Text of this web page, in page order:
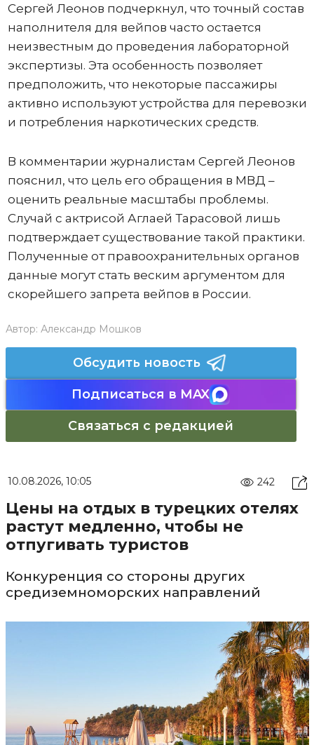
Сергей Леонов подчеркнул, что точный состав
наполнителя для вейпов часто остается
неизвестным до проведения лабораторной
экспертизы. Эта особенность позволяет
предположить, что некоторые пассажиры
активно используют устройства для перевозки
и потребления наркотических средств.
В комментарии журналистам Сергей Леонов
пояснил, что цель его обращения в МВД –
оценить реальные масштабы проблемы.
Случай с актрисой Аглаей Тарасовой лишь
подтверждает существование такой практики.
Полученные от правоохранительных органов
данные могут стать веским аргументом для
скорейшего запрета вейпов в России.
Автор: Александр Мошков
Обсудить новость
Подписаться в MAX
Связаться с редакцией
10.08.2026, 10:05 242
Цены на отдых в турецких отелях
растут медленно, чтобы не
отпугивать туристов
Конкуренция со стороны других
средиземноморских направлений